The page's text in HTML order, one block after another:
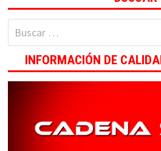
Buscar:
INFORMACIÓN DE